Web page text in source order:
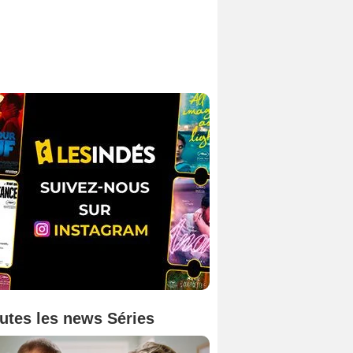
les news Séries